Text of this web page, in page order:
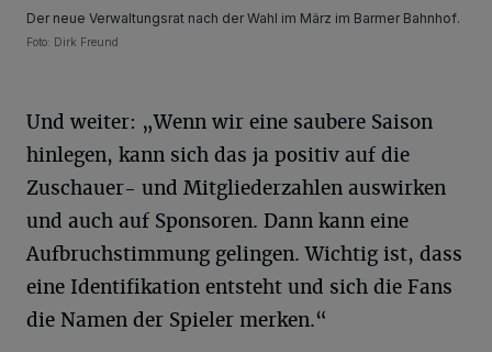
Der neue Verwaltungsrat nach der Wahl im März im Barmer Bahnhof.
Foto: Dirk Freund
Und weiter: „Wenn wir eine saubere Saison
hinlegen, kann sich das ja positiv auf die
Zuschauer- und Mitgliederzahlen auswirken
und auch auf Sponsoren. Dann kann eine
Aufbruchstimmung gelingen. Wichtig ist, dass
eine Identifikation entsteht und sich die Fans
die Namen der Spieler merken.“